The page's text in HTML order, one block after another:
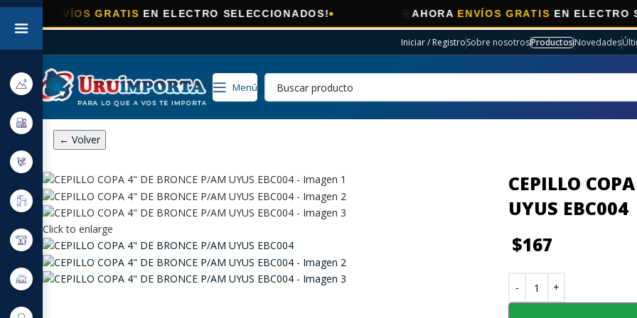
GRATISEN ELECTRO SELECCIONADOS! ENVÍOS GRATISEN ELECTRO
Iniciar / RegistroSobre nosotrosProductosNovedades
Menú
← Volver
Click to enlarge
CEPILLO
UYUS EBC004
$167